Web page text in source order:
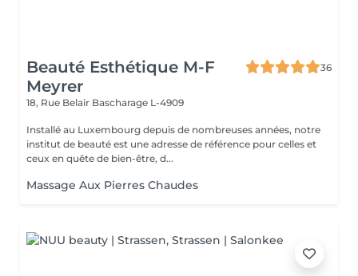
Beauté Esthétique M-F
Meyrer
36
18, Rue Belair Bascharage L-4909
Installé au Luxembourg depuis de nombreuses années, notre
institut de beauté est une adresse de référence pour celles et
ceux en quête de bien-être, d...
Massage Aux Pierres Chaudes